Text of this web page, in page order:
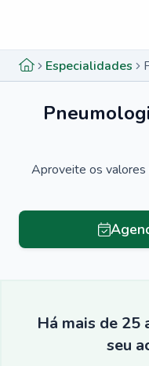
Especialidades
Aproveite os valores
Há mais de 25
seu